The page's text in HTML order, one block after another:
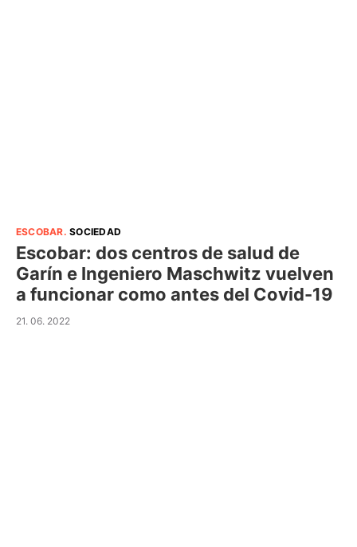
ESCOBAR.SOCIEDAD
Escobar: dos centros de salud de
Garín e Ingeniero Maschwitz vuelven
a funcionar como antes del Covid-19
21. 06. 2022